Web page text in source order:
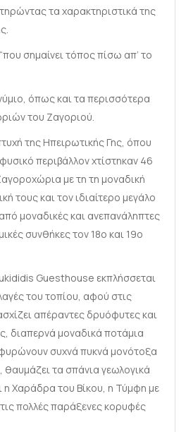
τα χαρακτηριστικά της
σημαίνει τόπος πίσω απ’ το
όπως και τα περισσότερα
του Ζαγοριού.
της Ηπειρωτικής Γης, όπου
περιβάλλον χτίστηκαν 46
με τη τη μοναδική
τους και τον ιδιαίτερο μεγάλο
μοναδικές και ανεπανάληπτες
συνθήκες τον 18ο και 19ο
Guesthouse εκπλήσσεται
του τοπίου, αφού στις
απέραντες δρυόφυτες και
διαπερνά μοναδικά ποτάμια
συχνά πυκνά μονότοξα
θαυμάζει τα σπάνια γεωλογικά
η Χαράδρα του Βίκου, η Τύμφη με
πολλές παράξενες κορυφές